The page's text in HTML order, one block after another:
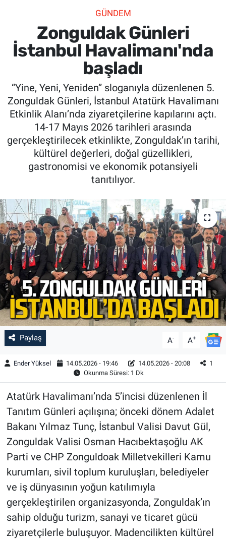
GÜNDEM
Zonguldak Günleri
İstanbul Havalimanı'nda
başladı
“Yine, Yeni, Yeniden” sloganıyla düzenlenen 5.
Zonguldak Günleri, İstanbul Atatürk Havalimanı
Etkinlik Alanı’nda ziyaretçilerine kapılarını açtı.
14-17 Mayıs 2026 tarihleri arasında
gerçekleştirilecek etkinlikte, Zonguldak’ın tarihi,
kültürel değerleri, doğal güzellikleri,
gastronomisi ve ekonomik potansiyeli
tanıtılıyor.
Paylaş A- A+
Ender Yüksel 14.05.2026 - 19:46 14.05.2026 - 20:08
1
Okunma Süresi: 1 Dk
Atatürk Havalimanı’nda 5’incisi düzenlenen İl
Tanıtım Günleri açılışına; önceki dönem Adalet
Bakanı Yılmaz Tunç, İstanbul Valisi Davut Gül,
Zonguldak Valisi Osman Hacıbektaşoğlu AK
Parti ve CHP Zonguldoak Milletvekilleri Kamu
kurumları, sivil toplum kuruluşları, belediyeler
ve iş dünyasının yoğun katılımıyla
gerçekleştirilen organizasyonda, Zonguldak’ın
sahip olduğu turizm, sanayi ve ticaret gücü
ziyaretçilerle buluşuyor. Madencilikten kültürel
SPOR